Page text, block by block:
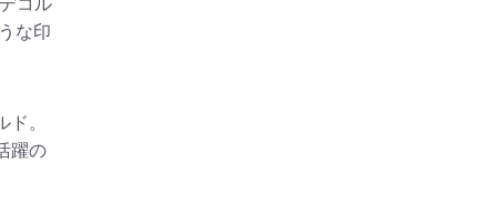
コル
な印
。
躍の